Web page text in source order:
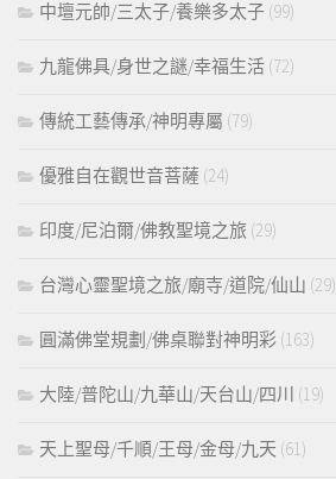
中壇元帥/三太子/養樂多太子 (99)
九龍佛具/身世之謎/幸福生活 (72)
傳統工藝傳承/神明專屬 (79)
優雅自在觀世音菩薩 (24)
印度/尼泊爾/佛教聖境之旅 (29)
台灣心靈聖境之旅/廟寺/道院/仙山 (29)
圓滿佛堂規劃/佛桌聯對神明彩 (163)
大陸/普陀山/九華山/天台山/四川 (19)
天上聖母/千順/王母/金母/九天 (61)